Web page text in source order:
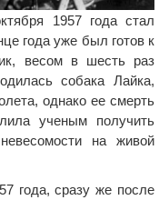
1957 года стал
года уже был готов к
весом в шесть раз
собака Лайка,
однако ее смерть
ученым получить
на живой
года, сразу же после